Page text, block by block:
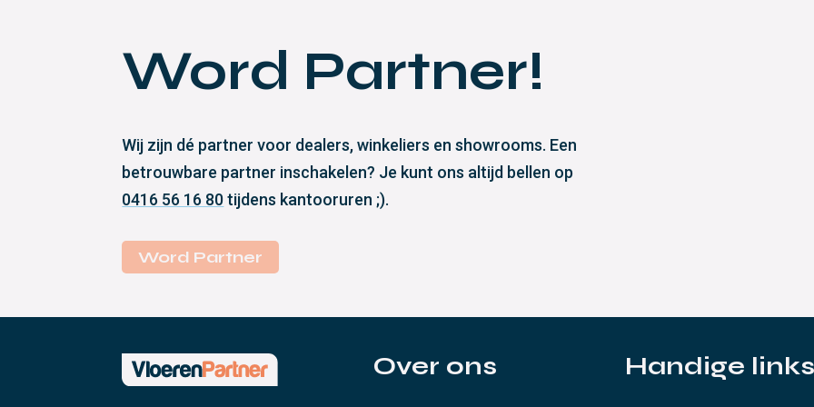
Word Partner!
Wij zijn dé partner voor dealers, winkeliers en showrooms. Een
betrouwbare partner inschakelen? Je kunt ons altijd bellen op
0416 56 16 80tijdens kantooruren ;).
Word Partner
Over ons Handige links